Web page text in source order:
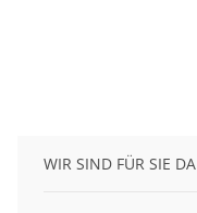
WIR SIND FÜR SIE DA